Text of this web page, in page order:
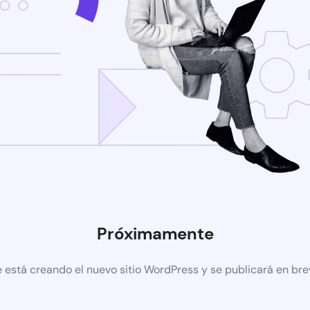
Próximamente
está creando el nuevo sitio WordPress y se publicará en